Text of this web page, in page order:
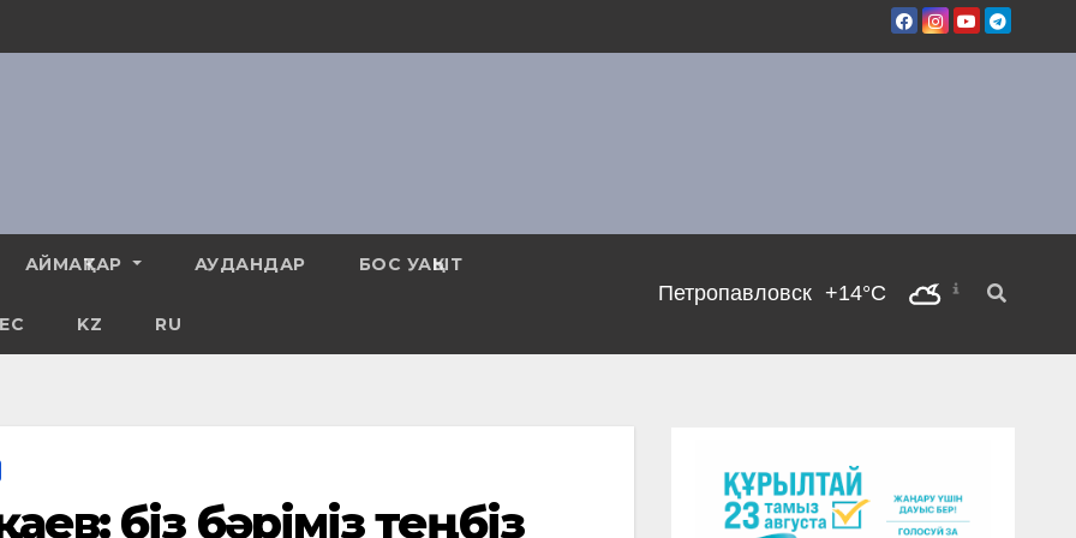
АЙМАҚТАР АУДАНДАР БОС УАҚЫТ
KZ RU
Петропавловск +14°C
біз бәріміз теңбіз